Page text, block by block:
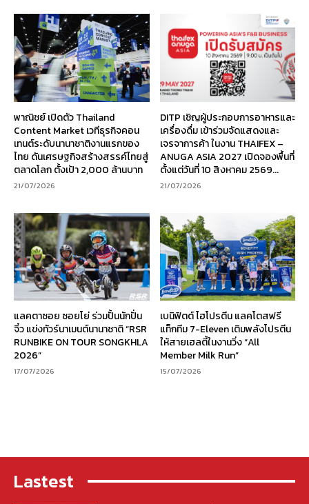
พาณิชย์ เปิดตัว Thailand
Content Market เวทีธุรกิจคอน
เทนต์ระดับนานาชาติงานแรกของ
ไทย ดันเศรษฐกิจสร้างสรรค์ไทยสู่
ตลาดโลก ตั้งเป้า 2,000 ล้านบาท
21/07/2026
DITP เชิญผู้ประกอบการอาหารและ
เครื่องดื่ม เข้าร่วมจัดแสดงและ
เจรจาการค้า ในงาน THAIFEX –
ANUGA ASIA 2027 เปิดจองพื้นที่
ตั้งแต่วันที่ 10 สิงหาคม 2569...
21/07/2026
แลคตาซอย ซอยโย่ ร่วมปั้นนักปั่น
จิ๋ว แข่งทัวร์นาเมนต์นานาชาติ “RSR
RUNBIKE ON TOUR SONGKHLA
2026”
17/07/2026
เบนิฟิตต์ ไฮโปรตีน แลคโตสฟรี
แท็กทีม 7-Eleven เติมพลังโปรตีน
ให้สายเฮลตี้ในงานวิ่ง “All
Member Milk Run”
15/07/2026
Lastest